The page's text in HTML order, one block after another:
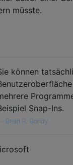
müsste.
können
Snap-Ins.
Brian R. Bondy